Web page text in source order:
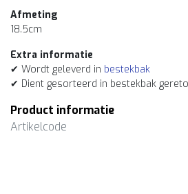
Afmeting
18.5cm
Extra informatie
✔ Wordt geleverd in bestekbak
✔ Dient gesorteerd in bestekbak
Product informatie
Artikelcode